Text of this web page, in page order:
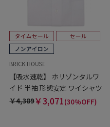
BRICK HOUSE
【吸水速乾】 ホリゾンタルワ
イド 半袖 形態安定 ワイシャツ
￥4,389￥3,071(30%OFF)